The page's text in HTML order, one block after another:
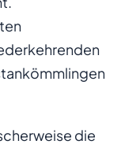
die